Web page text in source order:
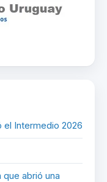
el Intermedio 2026
que abrió una